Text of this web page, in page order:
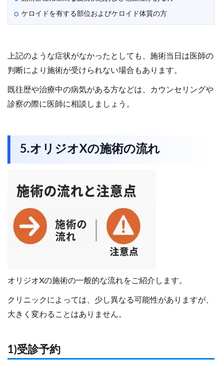
ケロイドを有する部位およびケロイド体質の方
上記のような症状がなかったとしても、施術当日は医師の
判断により施術が受けられない場合もあります。
既往歴や治療中の病気がある方などは、カウンセリングや
診察の際に医師に相談しましょう。
5.オリジオXの施術の流れ
オリジオXの施術の一般的な流れをご紹介します。
クリニックによっては、少し異なる可能性がありますが、
大きく変わることはありません。
1)受診予約